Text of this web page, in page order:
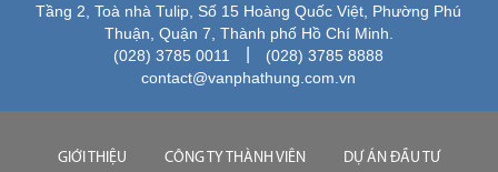
Tầng 2, Toà nhà Tulip, Số 15 Hoàng Quốc Việt, Phường Phú
Thuận, Quận 7, Thành phố Hồ Chí Minh.
(028) 3785 0011
(028) 3785 8888
contact@vanphathung.com.vn
GIỚI THIỆU CÔNG TY THÀNH VIÊN DỰ ÁN ĐẦU TƯ